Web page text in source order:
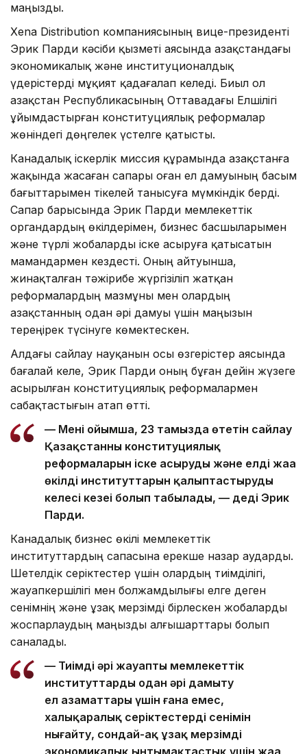
маңызды.
Xena Distribution компаниясының вице-президенті
Эрик Парди кәсіби қызметі аясында Қазақстандағы
экономикалық және институционалдық
үдерістерді мұқият қадағалап келеді. Биыл ол
Қазақстан Республикасының Оттавадағы Елшілігі
ұйымдастырған конституциялық реформалар
жөніндегі дөңгелек үстелге қатысты.
Канадалық іскерлік миссия құрамында Қазақстанға
жақында жасаған сапары оған ел дамуының басым
бағыттарымен тікелей танысуға мүмкіндік берді.
Сапар барысында Эрик Парди мемлекеттік
органдардың өкілдерімен, бизнес басшыларымен
және түрлі жобаларды іске асыруға қатысатын
мамандармен кездесті. Оның айтуынша,
жинақталған тәжірибе жүргізіліп жатқан
реформалардың мазмұны мен олардың
Қазақстанның одан әрі дамуы үшін маңызын
тереңірек түсінуге көмектескен.
Алдағы сайлау науқанын осы өзгерістер аясында
бағалай келе, Эрик Парди оның бұған дейін жүзеге
асырылған конституциялық реформалармен
сабақтастығын атап өтті.
— Менің ойымша, 23 тамызда өтетін сайлау
Қазақстанның конституциялық
реформаларын іске асырудың және елдің жаңа
өкілді институттарын қалыптастырудың
келесі кезеңі болып табылады, — деді Эрик
Парди.
Канадалық бизнес өкілі мемлекеттік
институттардың сапасына ерекше назар аударды.
Шетелдік серіктестер үшін олардың тиімділігі,
жауапкершілігі мен болжамдылығы елге деген
сенімнің және ұзақ мерзімді бірлескен жобаларды
жоспарлаудың маңызды алғышарттары болып
саналады.
— Тиімді әрі жауапты мемлекеттік
институттарды одан әрі дамыту
ел азаматтары үшін ғана емес,
халықаралық серіктестердің сенімін
нығайту, сондай-ақ ұзақ мерзімді